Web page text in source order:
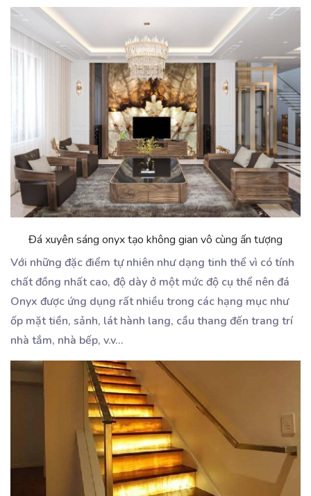
Đá xuyên sáng onyx tạo không gian vô cùng ấn tượng
Với những đặc điểm tự nhiên như dạng tinh thể vì có tính
chất đồng nhất cao, độ dày ở một mức độ cụ thể nên đá
Onyx được ứng dụng rất nhiều trong các hạng mục như
ốp mặt tiền, sảnh, lát hành lang, cầu thang đến trang trí
nhà tắm, nhà bếp, v.v…